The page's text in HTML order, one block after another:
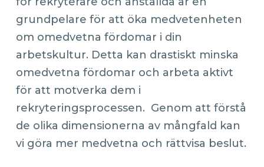
grundpelare för att öka medvetenheten
om omedvetna fördomar i din
arbetskultur. Detta kan drastiskt minska
omedvetna fördomar och arbeta aktivt
för att motverka dem i
rekryteringsprocessen. Genom att förstå
de olika dimensionerna av mångfald kan
vi göra mer medvetna och rättvisa beslut.